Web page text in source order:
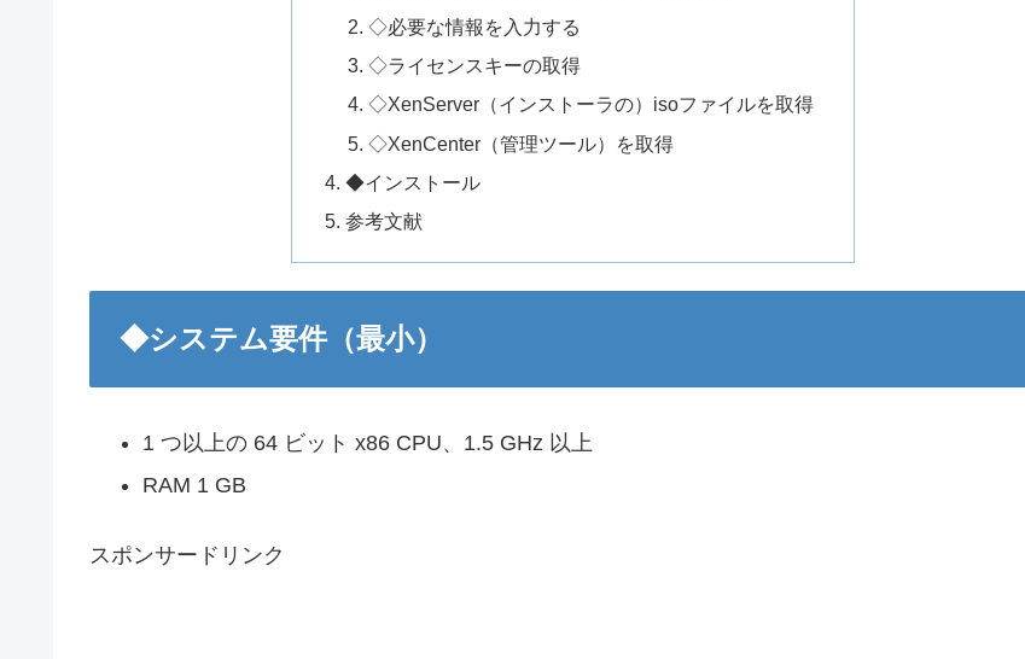
◇必要な情報を入力する
◇ライセンスキーの取得
◇XenServer（インストーラの）isoファイルを取得
◇XenCenter（管理ツール）を取得
◆インストール
参考文献
◆システム要件（最小）
1 つ以上の 64 ビット x86 CPU、1.5 GHz 以上
RAM 1 GB
スポンサードリンク